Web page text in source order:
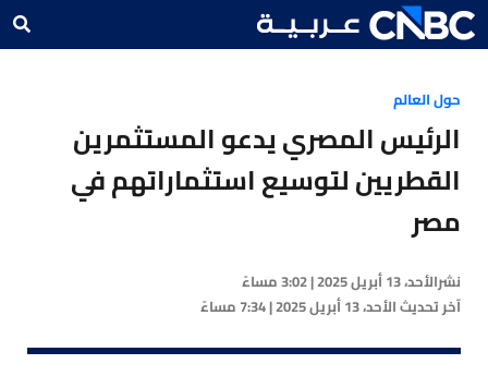
حول العالم
الرئيس المصري يدعو المستثمرين
القطريين لتوسيع استثماراتهم في
مصر
نشرالأحد، 13 أبريل 2025 | 3:02 مساءً
آخر تحديثالأحد، 13 أبريل 2025 | 7:34 مساءً